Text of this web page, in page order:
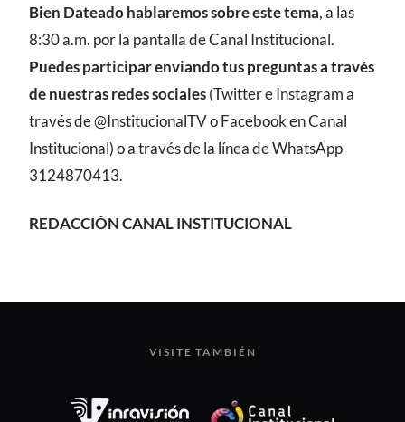
Bien Dateado hablaremos sobre este tema, a las
8:30 a.m. por la pantalla de Canal Institucional.
Puedes participar enviando tus preguntas a través
de nuestras redes sociales(Twitter e Instagram a
través de @InstitucionalTV o Facebook en Canal
Institucional) o a través de la línea de WhatsApp
3124870413.
REDACCIÓN CANAL INSTITUCIONAL
VISITE TAMBIÉN